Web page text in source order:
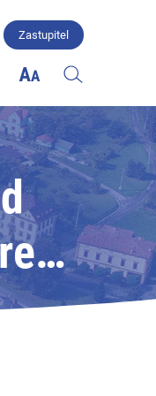
Zastupitel